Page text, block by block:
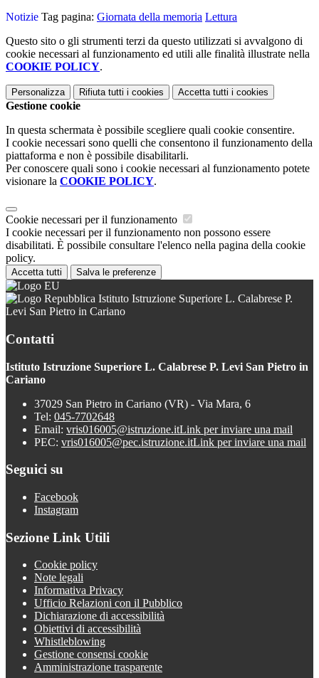
Notizie Tag pagina: Giornata della memoria Lettura
Questo sito o gli strumenti terzi da questo utilizzati si avvalgono di
cookie necessari al funzionamento ed utili alle finalità illustrate nella
COOKIE POLICY.
Personalizza Rifiuta tutti i cookies Accetta tutti i cookies
Gestione cookie
In questa schermata è possibile scegliere quali cookie consentire.
I cookie necessari sono quelli che consentono il funzionamento della
piattaforma e non è possibile disabilitarli.
Per conoscere quali sono i cookie necessari al funzionamento potete
visionare la COOKIE POLICY.
Cookie necessari per il funzionamento
I cookie necessari per il funzionamento non possono essere
disabilitati. È possibile consultare l'elenco nella pagina della cookie
policy.
Accetta tutti Salva le preferenze
Istituto Istruzione Superiore L. Calabrese P.
Levi San Pietro in Cariano
Contatti
Istituto Istruzione Superiore L. Calabrese P. Levi San Pietro in
Cariano
37029 San Pietro in Cariano (VR) - Via Mara, 6
Tel: 045-7702648
Email: vris016005@istruzione.itLink per inviare una mail
PEC: vris016005@pec.istruzione.itLink per inviare una mail
Seguici su
Facebook
Instagram
Sezione Link Utili
Cookie policy
Note legali
Informativa Privacy
Ufficio Relazioni con il Pubblico
Dichiarazione di accessibilità
Obiettivi di accessibilità
Whistleblowing
Gestione consensi cookie
Amministrazione trasparente